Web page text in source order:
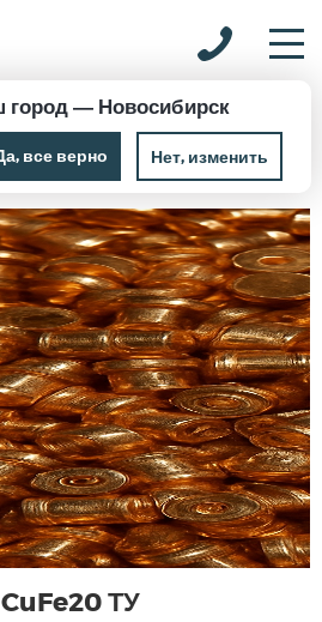
город — Новосибирск
все верно Нет, изменить
Лигатура медь
ТУ